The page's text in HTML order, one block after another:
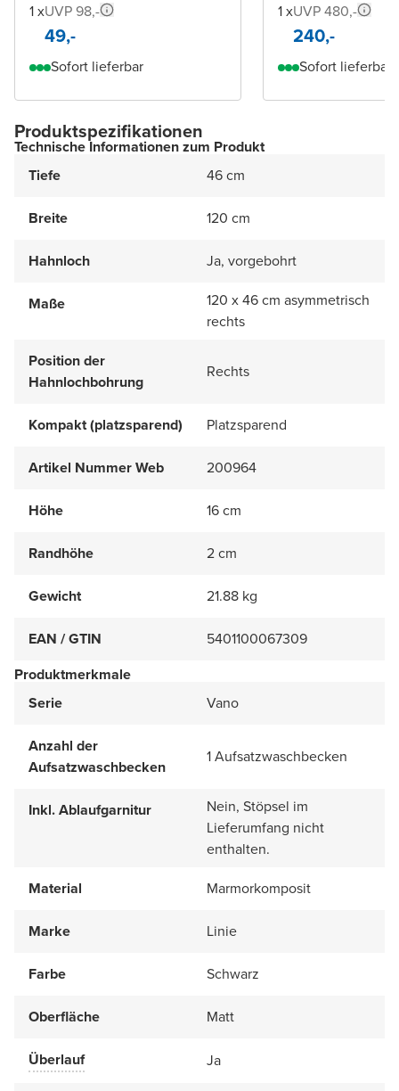
1 xUVP 98,-
49,-
Sofort lieferbar
1 xUVP 480,-
240,-
Sofort lieferbar
Produktspezifikationen
Technische Informationen zum Produkt
Tiefe
46 cm
Breite 120 cm
Hahnloch Ja, vorgebohrt
Maße
120 x 46 cm asymmetrisch
rechts
Position der
Hahnlochbohrung
Rechts
Kompakt (platzsparend) Platzsparend
Artikel Nummer Web 200964
Höhe 16 cm
Randhöhe 2 cm
Gewicht 21.88 kg
EAN / GTIN
5401100067309
Produktmerkmale
Serie
Vano
Anzahl der
Aufsatzwaschbecken
1 Aufsatzwaschbecken
Inkl. Ablaufgarnitur
Nein, Stöpsel im
Lieferumfang nicht
enthalten.
Material
Marmorkomposit
Marke Linie
Farbe Schwarz
Oberfläche Matt
Überlauf Ja